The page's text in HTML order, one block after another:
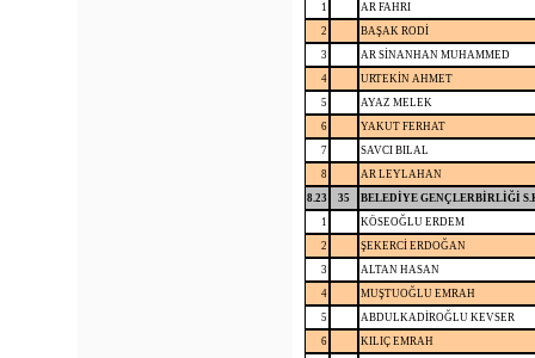
1
AR FAHRI
2
BAŞAK RODİ
3
AR SİNANHAN MUHAMMED
4
URTEKİN AHMET
5
AYAZ MELEK
6
YAKUT FERHAT
7
SAVCI BILAL
8
AR LEYLAHAN
8.23
35
BELEDİYE GENÇLERBİRLİĞİ
1
KÖSEOĞLU ERDEM
2
ŞEKERCİ ERDOĞAN
3
ALTAN HASAN
4
MUŞTUOĞLU EMRAH
5
ABDULKADİROĞLU KEVSER
6
KILIÇ EMRAH